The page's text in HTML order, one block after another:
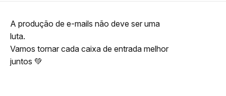
A produção de e-mails não deve ser uma
luta.
Vamos tornar cada caixa de entrada melhor
juntos 💚